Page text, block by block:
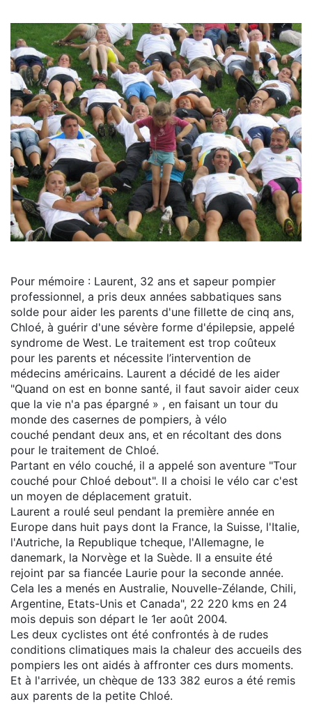
Pour mémoire : Laurent, 32 ans et sapeur pompier
professionnel, a pris deux années sabbatiques sans
solde pour aider les parents d'une fillette de cinq ans,
Chloé, à guérir d'une sévère forme d'épilepsie, appelé
syndrome de West. Le traitement est trop coûteux
pour les parents et nécessite l’intervention de
médecins américains. Laurent a décidé de les aider
"Quand on est en bonne santé, il faut savoir aider ceux
que la vie n'a pas épargné » , en faisant un tour du
monde des casernes de pompiers, à vélo
couché pendant deux ans, et en récoltant des dons
pour le traitement de Chloé.
Partant en vélo couché, il a appelé son aventure "Tour
couché pour Chloé debout". Il a choisi le vélo car c'est
un moyen de déplacement gratuit.
Laurent a roulé seul pendant la première année en
Europe dans huit pays dont la France, la Suisse, l'Italie,
l'Autriche, la Republique tcheque, l'Allemagne, le
danemark, la Norvège et la Suède. Il a ensuite été
rejoint par sa fiancée Laurie pour la seconde année.
Cela les a menés en Australie, Nouvelle-Zélande, Chili,
Argentine, Etats-Unis et Canada", 22 220 kms en 24
mois depuis son départ le 1er août 2004.
Les deux cyclistes ont été confrontés à de rudes
conditions climatiques mais la chaleur des accueils des
pompiers les ont aidés à affronter ces durs moments.
Et à l'arrivée, un chèque de 133 382 euros a été remis
aux parents de la petite Chloé.